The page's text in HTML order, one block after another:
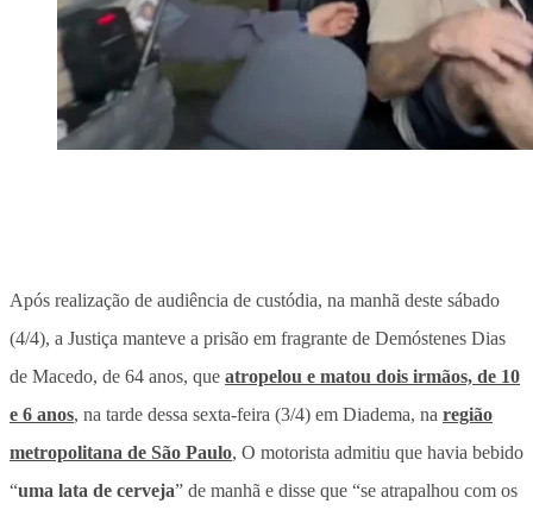
Após realização de audiência de custódia, na manhã deste sábado
(4/4), a Justiça manteve a prisão em fragrante de Demóstenes Dias
de Macedo, de 64 anos, que atropelou e matou dois irmãos, de 10
e 6 anos, na tarde dessa sexta-feira (3/4) em Diadema, na região
metropolitana de São Paulo, O motorista admitiu que havia bebido
“uma lata de cerveja” de manhã e disse que “se atrapalhou com os